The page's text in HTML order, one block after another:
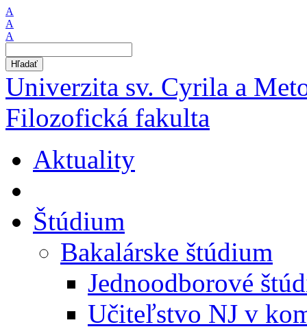
A
A
A
Hľadať
Univerzita sv. Cyrila a
Filozofická fakulta
Aktuality
Štúdium
Bakalárske štúdium
Jednoodborové
Učiteľstvo NJ v